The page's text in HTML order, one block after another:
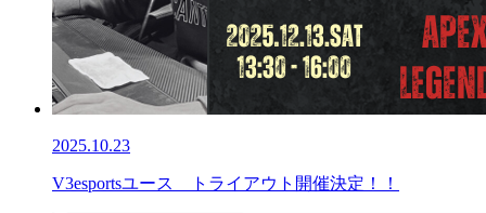
2025.10.23
V3esportsユース トライアウト開催決定！！